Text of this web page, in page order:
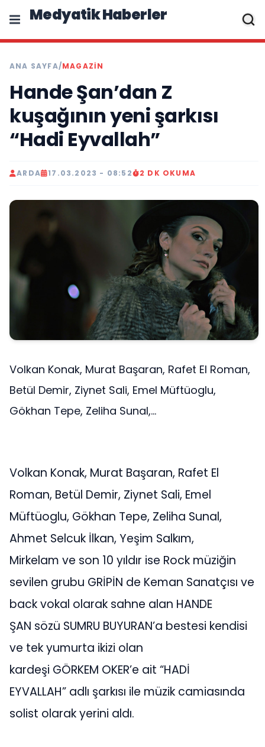
Medyatik Haberler
ANA SAYFA/MAGAZİN
Hande Şan’dan Z
kuşağının yeni şarkısı
“Hadi Eyvallah”
ARDA 17.03.2023 - 08:52 2 DK OKUMA
Volkan Konak, Murat Başaran, Rafet El Roman,
Betül Demir, Ziynet Sali, Emel Müftüoglu,
Gökhan Tepe, Zeliha Sunal,...
Volkan Konak, Murat Başaran, Rafet El
Roman, Betül Demir, Ziynet Sali, Emel
Müftüoglu, Gökhan Tepe, Zeliha Sunal,
Ahmet Selcuk İlkan, Yeşim Salkım,
Mirkelam ve son 10 yıldır ise Rock müziğin
sevilen grubu GRİPİN de Keman Sanatçısı ve
back vokal olarak sahne alan HANDE
ŞAN sözü SUMRU BUYURAN’a bestesi kendisi
ve tek yumurta ikizi olan
kardeşi GÖRKEM OKER’e ait “HADİ
EYVALLAH” adlı şarkısı ile müzik camiasında
solist olarak yerini aldı.